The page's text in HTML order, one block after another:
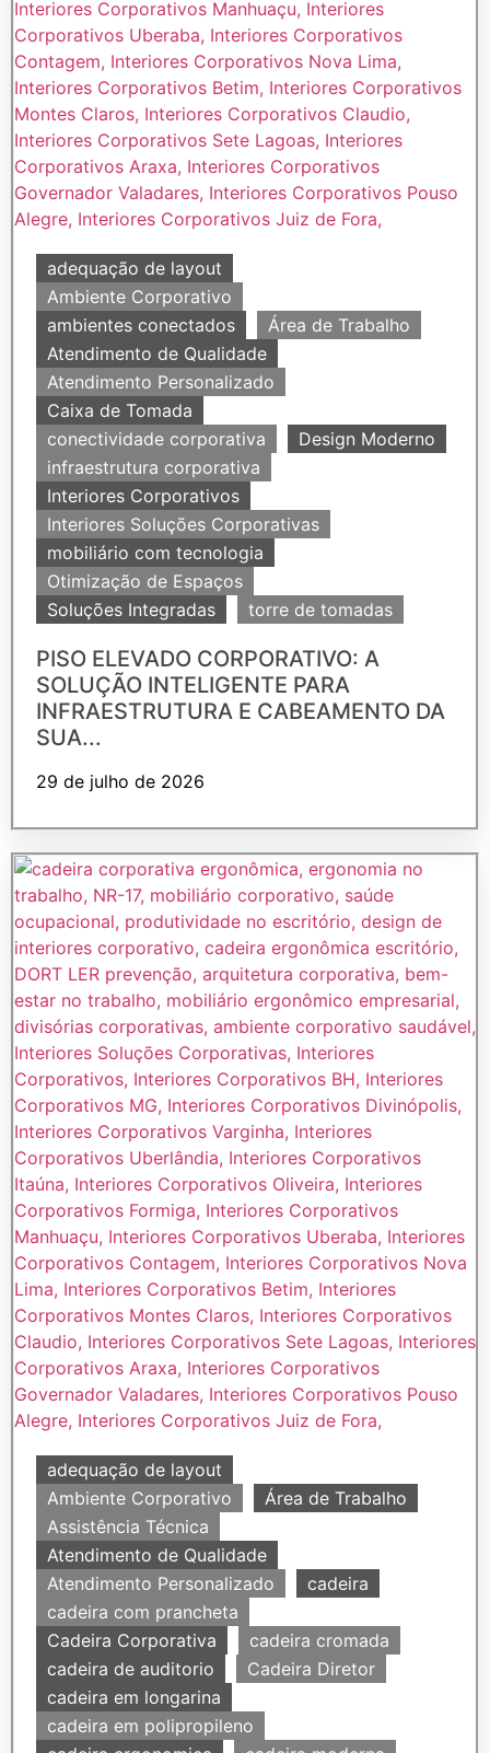
adequação de layout
Ambiente Corporativo
ambientes conectados
Área de Trabalho
Atendimento de Qualidade
Atendimento Personalizado
Caixa de Tomada
conectividade corporativa
Design Moderno
infraestrutura corporativa
Interiores Corporativos
Interiores Soluções Corporativas
mobiliário com tecnologia
Otimização de Espaços
Soluções Integradas
torre de tomadas
PISO ELEVADO CORPORATIVO: A
SOLUÇÃO INTELIGENTE PARA
INFRAESTRUTURA E CABEAMENTO DA
SUA...
29 de julho de 2026
adequação de layout
Ambiente Corporativo
Área de Trabalho
Assistência Técnica
Atendimento de Qualidade
Atendimento Personalizado
cadeira
cadeira com prancheta
Cadeira Corporativa
cadeira cromada
cadeira de auditorio
Cadeira Diretor
cadeira em longarina
cadeira em polipropileno